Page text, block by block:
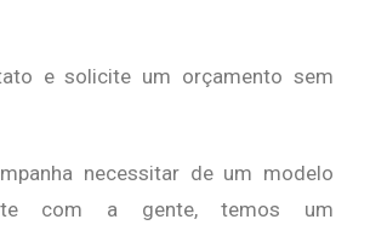
e solicite um orçamento sem
necessitar de um modelo
com a gente, temos um